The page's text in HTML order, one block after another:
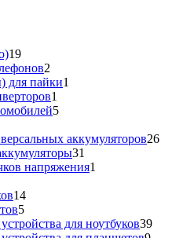
1919
товаров
2
товара
для пайки1
1
товар
55
аккумуляторов2626
31
товар
напряжения1
1414
55
товаровдля ноутбуков3939